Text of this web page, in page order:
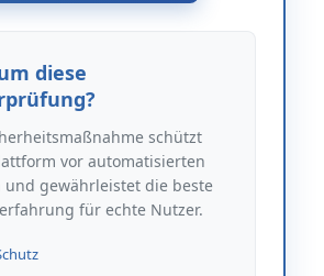
diese
schützt
vor automatisierten
gewährleistet die beste
für echte Nutzer.